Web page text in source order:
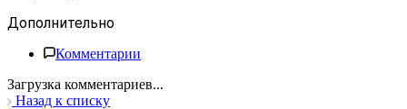
Дополнительно
Комментарии
Загрузка комментариев...
Назад к списку